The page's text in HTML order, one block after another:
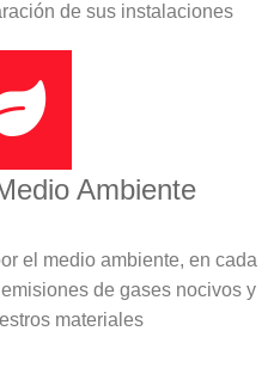
de sus instalaciones
Ambiente
el medio ambiente, en cada
de gases nocivos y
materiales